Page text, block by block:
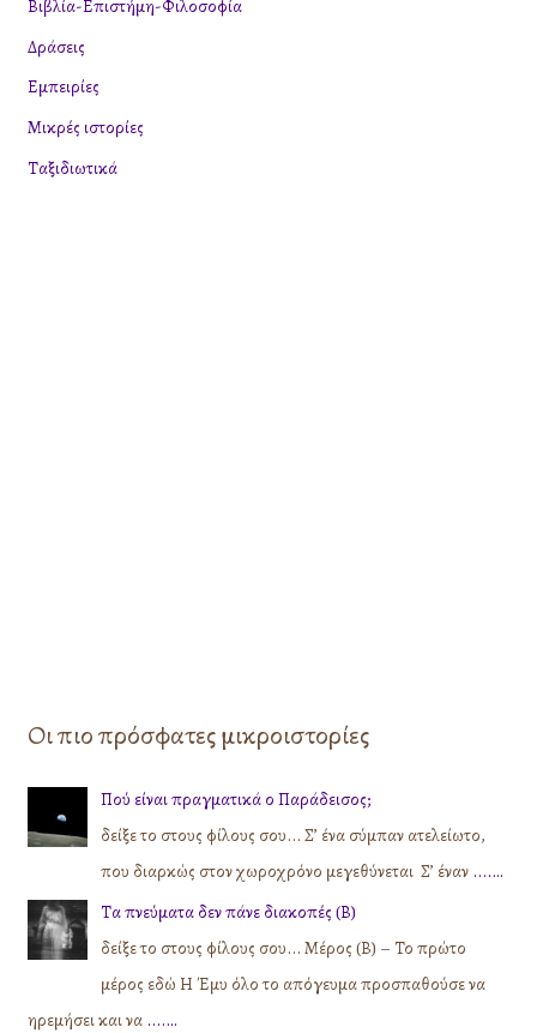
η
σ
η
γ
ι
Βιβλία-Επιστήμη-Φιλοσοφία
Δράσεις
Εμπειρίες
Μικρές ιστορίες
Ταξιδιωτικά
Οι πιο πρόσφατες μικροιστορίες
Πού είναι πραγματικά ο Παράδεισος;
δείξε το στους φίλους σου... Σ’ ένα σύμπαν ατελείωτο,
που διαρκώς στον χωροχρόνο μεγεθύνεται Σ’ έναν ....…
Τα πνεύματα δεν πάνε διακοπές (Β)
δείξε το στους φίλους σου... Μέρος (Β) – Το πρώτο
μέρος εδώ Η Έμυ όλο το απόγευμα προσπαθούσε να
ηρεμήσει και να ....…